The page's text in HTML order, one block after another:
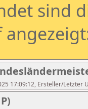
sind
17:09:12, Ersteller/Letzter